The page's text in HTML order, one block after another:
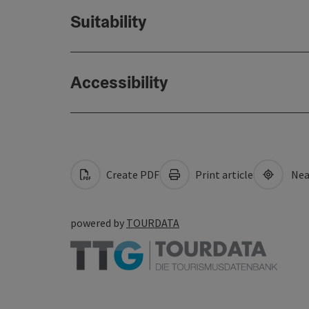
Suitability
Accessibility
Create PDF Print article
powered by TOURDATA